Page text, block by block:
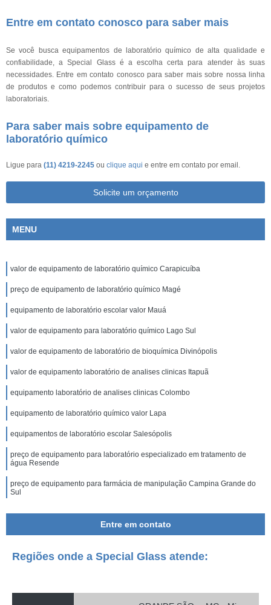
Entre em contato conosco para saber mais
Se você busca equipamentos de laboratório químico de alta qualidade e
confiabilidade, a Special Glass é a escolha certa para atender às suas
necessidades. Entre em contato conosco para saber mais sobre nossa linha
de produtos e como podemos contribuir para o sucesso de seus projetos
laboratoriais.
Para saber mais sobre equipamento de
laboratório químico
Ligue para (11) 4219-2245 ou clique aqui e entre em contato por email.
Solicite um orçamento
MENU
valor de equipamento de laboratório químico Carapicuíba
preço de equipamento de laboratório químico Magé
equipamento de laboratório escolar valor Mauá
valor de equipamento para laboratório químico Lago Sul
valor de equipamento de laboratório de bioquímica Divinópolis
valor de equipamento laboratório de analises clinicas Itapuã
equipamento laboratório de analises clinicas Colombo
equipamento de laboratório químico valor Lapa
equipamentos de laboratório escolar Salesópolis
preço de equipamento para laboratório especializado em tratamento de
água Resende
preço de equipamento para farmácia de manipulação Campina Grande do
Sul
preço de equipamento de laboratório escolar Mandirituba
equipamentos de laboratório de bioquímica Samambaia
equipamento para laboratório especializado em tratamento de água Jundiaí
valor de equipamento de laboratório de microbiologia Quitandinha
Entre em contato
Regiões onde a Special Glass atende: